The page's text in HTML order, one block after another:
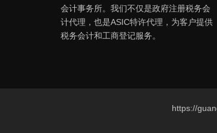
会计事务所。我们不仅是政府注册税务会
计代理，也是ASIC特许代理，为客户提供
税务会计和工商登记服务。
https://